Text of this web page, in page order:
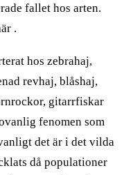
fallet hos arten.
.
hos zebrahaj,
revhaj, blåshaj,
gitarrfiskar
fenomen som
det är i det vilda
då populationer